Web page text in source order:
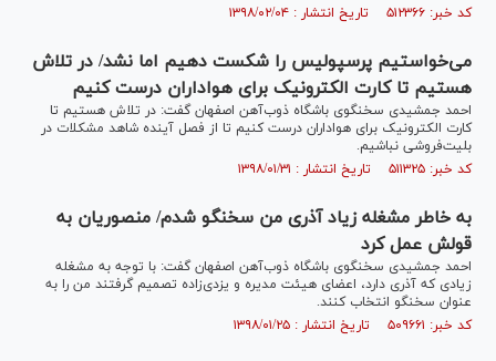
کد خبر: ۵۱۲۳۶۶ تاریخ انتشار : ۱۳۹۸/۰۲/۰۴
‌می‌خواستیم پرسپولیس را شکست دهیم اما نشد/ در تلاش
هستیم تا کارت الکترونیک برای هواداران درست کنیم
احمد جمشیدی سخنگوی باشگاه ذوب‌آهن اصفهان گفت: در تلاش هستیم تا
کارت الکترونیک برای هواداران درست کنیم تا از فصل آینده شاهد مشکلات در
بلیت‌فروشی نباشیم.
کد خبر: ۵۱۱۳۲۵ تاریخ انتشار : ۱۳۹۸/۰۱/۳۱
به خاطر مشغله زیاد آذری من سخنگو شدم/ منصوریان به
قولش عمل کرد
احمد جمشیدی سخنگوی باشگاه ذوب‌آهن اصفهان گفت: با توجه به مشغله
زیادی که آذری دارد، اعضای هیئت مدیره و یزدی‌زاده تصمیم گرفتند من را به
عنوان سخنگو انتخاب کنند.
کد خبر: ۵۰۹۶۶۱ تاریخ انتشار : ۱۳۹۸/۰۱/۲۵